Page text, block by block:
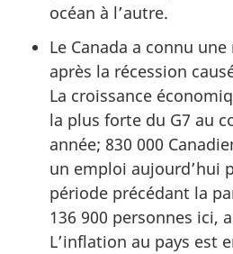
océan à l’autre.
Le Canada a connu
après la récession
La croissance
la plus forte du G7 au
année; 830 000
un emploi aujourd’hui
période précédant la
136 900 personnes ici,
L’inflation au pays est